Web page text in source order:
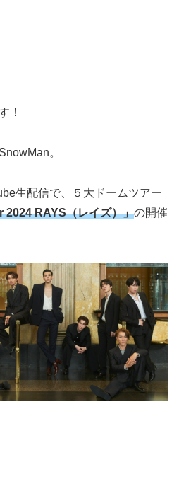
！
。
生配信で、５大ドームツアー
RAYS（レイズ）」の開催